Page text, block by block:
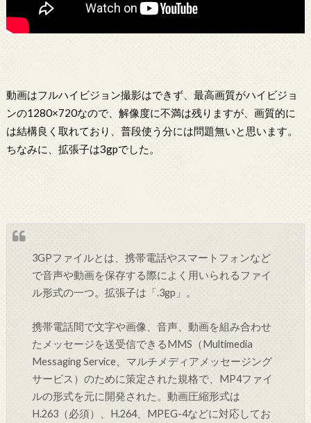
動画はフルハイビジョン撮影はできず、最高画質がハイビジョ
ンの1280×720なので、解像度に不満は残りますが、画質的に
は結構良く取れており、普段使う分には問題無いと思います。
ちなみに、拡張子は3gpでした。
3GPファイルとは、携帯電話やスマートフォンなど
で音声や動画を保存する際によく用いられるファイ
ル形式の一つ。拡張子は「.3gp」。
携帯電話間で文字や画像、音声、動画を組み合わせ
たメッセージを送受信できるMMS（Multimedia
Messaging Service、マルチメディアメッセージング
サービス）のために策定された規格で、MP4ファイ
ルの形式を元に開発された。動画圧縮形式は
H.263（必須）、H.264、MPEG-4などに対応してお